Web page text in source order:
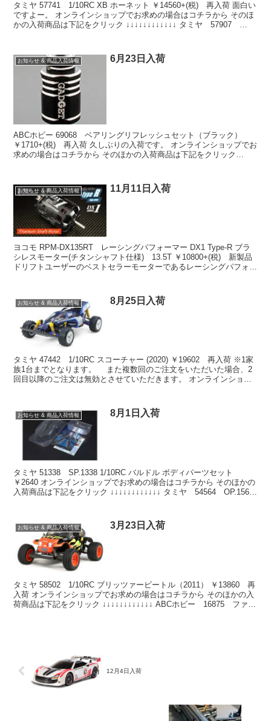
タミヤ 57741 1/10RC XB ホーネット ￥14560+(税) 再入荷 面白い
ですよー。 オンラインショップでお求めの場合はコチラから そのほ
かの入荷商品は下記をクリック ↓↓↓↓↓↓↓↓↓↓↓↓ タミヤ 57907
お知らせ & 商品入荷情報 6月23日入荷
ABCホビー 69068 ベアリングリフレッシュセット（ブラック）
￥1710+(税) 再入荷 久しぶりの入荷です。 オンラインショップでお
求めの場合はコチラから そのほかの入荷商品は下記をクリック
お知らせ & 商品入荷情報 11月11日入荷
ヨコモ RPM-DX135RT レーシングパフォーマー DX1 Type-R ブラ
シレスモーター(チタンシャフト仕様) 13.5T ￥10800+(税) 新製品
ドリフトユーザーのベストセラーモーターであるレーシングパフォー
お知らせ & 商品入荷情報 8月25日入荷
タミヤ 47442 1/10RC スコーチャー (2020) ￥19602 再入荷 ※1家
族1台までとなります。 また複数回のご注文をいただいた場合、2
回目以降のご注文は無効とさせていただきます。 オンラインショッ
お知らせ & 商品入荷情報 8月1日入荷
タミヤ 51338 SP.1338 1/10RC バルドル ボディパーツセット
￥2640 オンラインショップでお求めの場合はコチラから そのほかの
入荷商品は下記をクリック ↓↓↓↓↓↓↓↓↓↓↓↓ タミヤ 54564 OP.1564
お知らせ & 商品入荷情報 3月23日入荷
タミヤ 58502 1/10RC ブリッツァービートル（2011） ￥13860 再
入荷 オンラインショップでお求めの場合はコチラから そのほかの入
荷商品は下記をクリック ↓↓↓↓↓↓↓↓↓↓↓↓ ABCホビー 16875 ファイ
12月4日入荷